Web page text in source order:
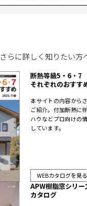
さらに詳しく知りたい方
断熱等級5・6・7
それぞれのおすす
本サイトの内容から
ご紹介。付加断熱に
ハウなどプロ向けの
しています。
WEBカタログを見る
APW樹脂窓シリー
カタログ